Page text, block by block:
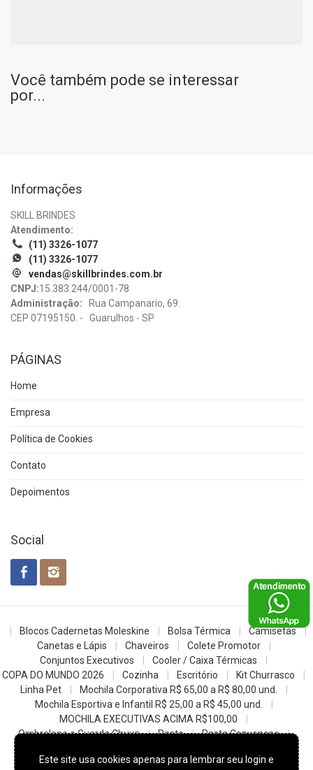
Você também pode se interessar
por...
Informações
SKILL BRINDES
Atendimento:
(11) 3326-1077
(11) 3326-1077
vendas@skillbrindes.com.br
CNPJ:15.383.244/0001-78
Administração: Rua Campanario, 69.
CEP 07195150. - Guarulhos - SP
PÁGINAS
Home
Empresa
Política de Cookies
Contato
Depoimentos
Social
Blocos Cadernetas Moleskine Bolsa Térmica
Camisetas
Canetas e Lápis
Chaveiros
Colete Promotor
Conjuntos Executivos
Cooler / Caixa Térmicas
COPA DO MUNDO 2026
Cozinha Escritório
Kit Churrasco
Linha Pet
Mochila Corporativa R$ 65,00 a R$ 80,00 und.
Mochila Esportiva e Infantil R$ 25,00 a R$ 45,00 und.
MOCHILA EXECUTIVAS ACIMA R$100,00
Ombrelone e Guarda Chuva
Pasta
Pasta Convencao
z- Datas Comemorativas
Este site usa cookies apenas para lembrar seu login e